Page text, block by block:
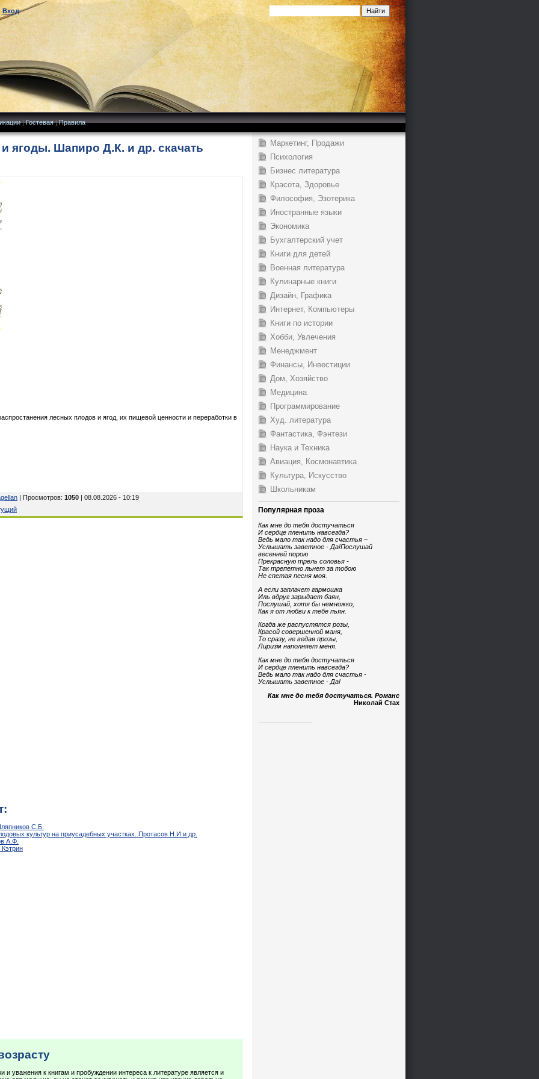
Вход
|Гостевая|Правила
ягоды. Шапиро Д.К. и др. скачать
лесных плодов и ягод, их пищевой ценности и переработки в
| Просмотров: 1050 | 08.08.2026 - 10:19
С.Б.
культур на приусадебных участках. Протасов Н.И.и др.
А.Ф.
уважения к книгам и пробуждении интереса к литературе является и
Маркетинг, Продажи
Психология
Бизнес литература
Красота, Здоровье
Философия, Эзотерика
Иностранные языки
Экономика
Бухгалтерский учет
Книги для детей
Военная литература
Кулинарные книги
Дизайн, Графика
Интернет, Компьютеры
Книги по истории
Хобби, Увлечения
Менеджмент
Финансы, Инвестиции
Дом, Хозяйство
Медицина
Программирование
Худ. литература
Фантастика, Фэнтези
Наука и Техника
Авиация, Космонавтика
Культура, Искусство
Школьникам
Популярная проза
Как мне до тебя достучаться
И сердце пленить навсегда?
Ведь мало так надо для счастья –
Услышать заветное - Да!Послушай
весенней порою
Прекрасную трель соловья -
Так трепетно льнет за тобою
Не спетая песня моя.
А если заплачет гармошка
Иль вдруг зарыдает баян,
Послушай, хотя бы немножко,
Как я от любви к тебе пьян.
Когда же распустятся розы,
Красой совершенной маня,
То сразу, не ведая прозы,
Лиризм наполняет меня.
Как мне до тебя достучаться
И сердце пленить навсегда?
Ведь мало так надо для счастья -
Услышать заветное - Да!
Как мне до тебя достучаться. Романс
Николай Стах